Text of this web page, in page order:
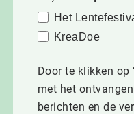
Het
KreaDoe
Door te klikken op
met het
berichten en de